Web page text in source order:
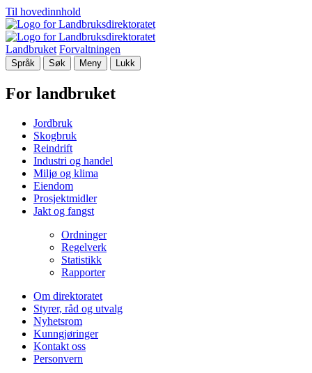
Til hovedinnhold
Landbruket Forvaltningen
Språk Søk Meny Lukk
For landbruket
Jordbruk
Skogbruk
Reindrift
Industri og handel
Miljø og klima
Eiendom
Prosjektmidler
Jakt og fangst
Ordninger
Regelverk
Statistikk
Rapporter
Om direktoratet
Styrer, råd og utvalg
Nyhetsrom
Kunngjøringer
Kontakt oss
Personvern